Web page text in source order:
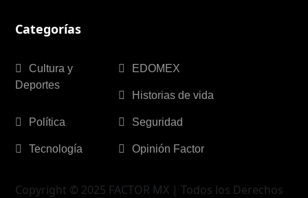
Categorías
Cultura y
Deportes
EDOMEX
Historias de vida
Política Seguridad
Tecnología Opinión Factor
Copyright © 2025 FACTOR MX | Todos los Derechos